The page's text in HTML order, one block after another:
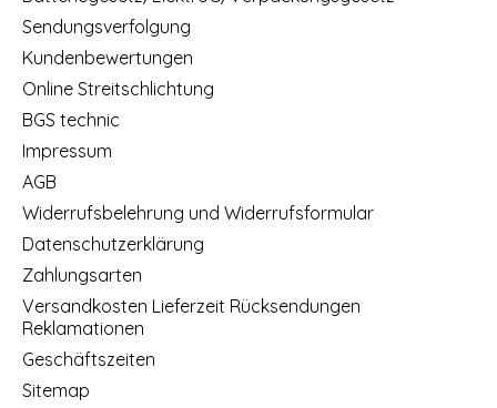
Sendungsverfolgung
Kundenbewertungen
Online Streitschlichtung
BGS technic
Impressum
AGB
Widerrufsbelehrung und Widerrufsformular
Datenschutzerklärung
Zahlungsarten
Versandkosten Lieferzeit Rücksendungen
Reklamationen
Geschäftszeiten
Sitemap